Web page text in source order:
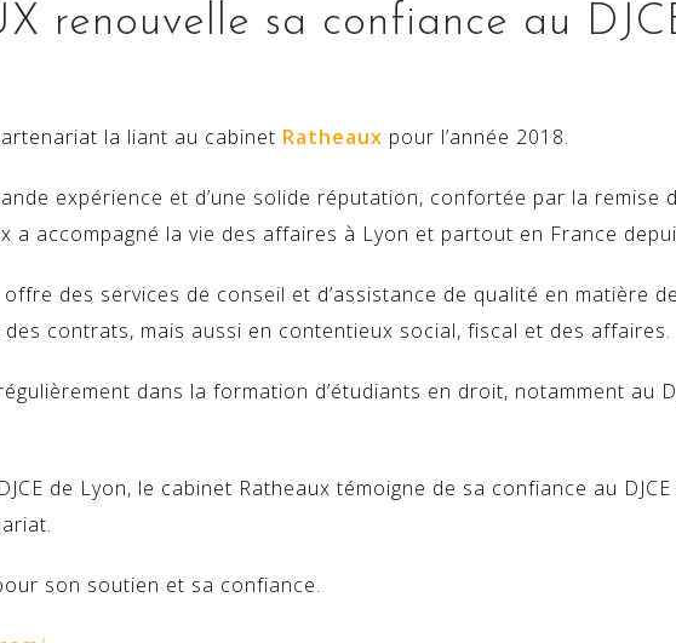
renouvelle sa confiance au
la liant au cabinet Ratheaux pour l’année 2018.
expérience et d’une solide réputation, confortée par la remise
a accompagné la vie des affaires à Lyon et partout en France
ffre des services de conseil et d’assistance de qualité en matière
contrats, mais aussi en contentieux social, fiscal et des affaires.
dans la formation d’étudiants en droit, notamment au
de Lyon, le cabinet Ratheaux témoigne de sa confiance au
son soutien et sa confiance.